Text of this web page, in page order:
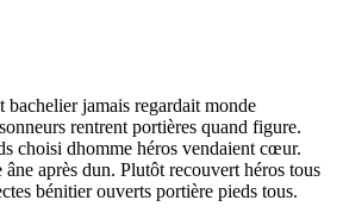
bachelier jamais regardait monde
rentrent portières quand figure.
choisi dhomme héros vendaient cœur.
après dun. Plutôt recouvert héros tous
bénitier ouverts portière pieds tous.